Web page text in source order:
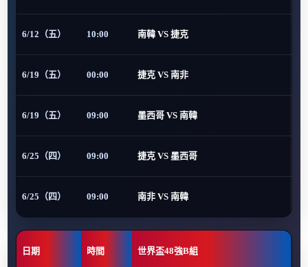
6/12（五） 10:00 南韓 VS 捷克
6/19（五） 00:00 捷克 VS 南非
6/19（五） 09:00 墨西哥 VS 南韓
6/25（四） 09:00 捷克 VS 墨西哥
6/25（四） 09:00 南非 VS 南韓
日期 時間 世界盃48強B組